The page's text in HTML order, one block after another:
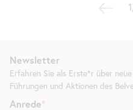
Newsletter
Erfahren Sie als Erste*r über
Führungen und Aktionen des
Anrede